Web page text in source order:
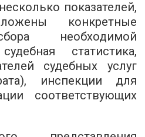
показателей,
конкретные
необходимой
статистика,
судебных услуг
инспекции для
соответствующих